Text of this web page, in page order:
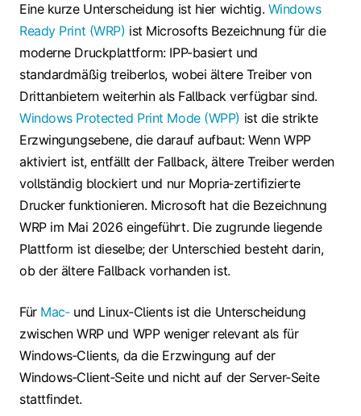
Eine kurze Unterscheidung ist hier wichtig. Windows
Ready Print (WRP) ist Microsofts Bezeichnung für die
moderne Druckplattform: IPP-basiert und
standardmäßig treiberlos, wobei ältere Treiber von
Drittanbietern weiterhin als Fallback verfügbar sind.
Windows Protected Print Mode (WPP) ist die strikte
Erzwingungsebene, die darauf aufbaut: Wenn WPP
aktiviert ist, entfällt der Fallback, ältere Treiber werden
vollständig blockiert und nur Mopria‑zertifizierte
Drucker funktionieren. Microsoft hat die Bezeichnung
WRP im Mai 2026 eingeführt. Die zugrunde liegende
Plattform ist dieselbe; der Unterschied besteht darin,
ob der ältere Fallback vorhanden ist.
Für Mac‑und Linux‑Clients ist die Unterscheidung
zwischen WRP und WPP weniger relevant als für
Windows‑Clients, da die Erzwingung auf der
Windows‑Client‑Seite und nicht auf der Server‑Seite
stattfindet.